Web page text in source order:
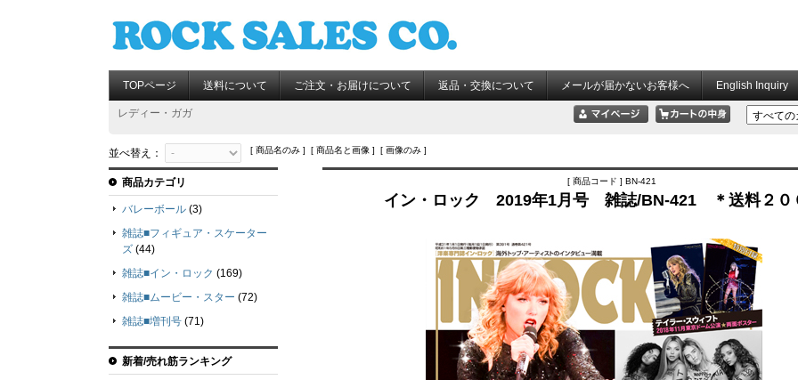
TOPページ 送料について ご注文・お届けについて 返品・交換について メールが届かないお客様へ English Inquiry
レディー・ガガ
並べ替え： [ 商品名のみ ] [ 商品名と画像 ] [ 画像のみ ]
[ 商品コード ] BN-421
イン・ロック 2019年1月号 雑誌/BN-421 ＊送料２０
商品カテゴリ
バレーボール (3)
雑誌■フィギュア・スケーター
ズ (44)
雑誌■イン・ロック (169)
雑誌■ムービー・スター (72)
雑誌■増刊号 (71)
新着/売れ筋ランキング